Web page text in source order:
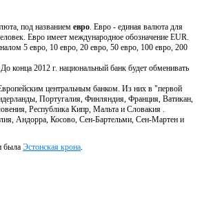
под названием евро. Евро - единая валюта для
Евро имеет международное обозначение EUR.
5 евро, 10 евро, 20 евро, 50 евро, 100 евро, 200
конца 2012 г. национальный банк будет обменивать
центральным банком. Из них в "первой
Португалия, Финляндия, Франция, Ватикан,
Республика Кипр, Мальта и Словакия .
Андорра, Косово, Сен-Бартельми, Сен-Мартен и
была Эстонская крона.